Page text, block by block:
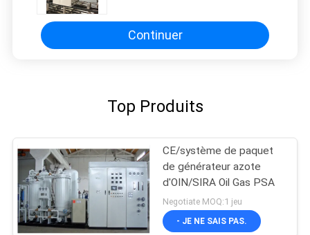
Continuer
Top Produits
CE/système de paquet
de générateur azote
d'OIN/SIRA Oil Gas PSA
Negotiate MOQ:1 jeu
- JE NE SAIS PAS.